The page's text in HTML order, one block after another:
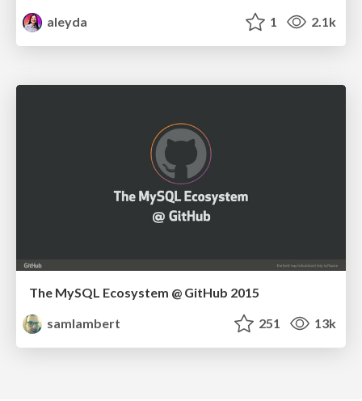
aleyda
1 2.1k
The MySQL Ecosystem @ GitHub 2015
samlambert
251 13k